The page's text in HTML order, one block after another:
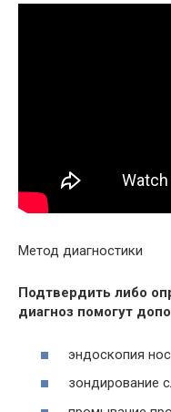
Метод диагностики
Подтвердить либо
диагноз помогут
эндоскопия
зондирование